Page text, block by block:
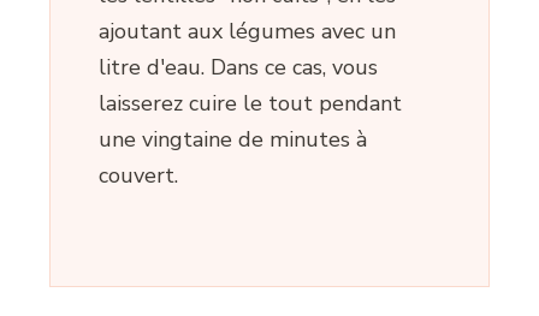
ajoutant aux légumes avec un
litre d'eau. Dans ce cas, vous
laisserez cuire le tout pendant
une vingtaine de minutes à
couvert.